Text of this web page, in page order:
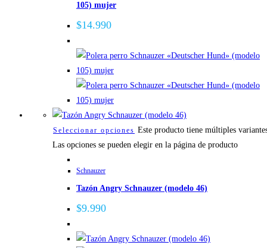
105) mujer
$14.990
Seleccionar opciones Este producto tiene múltiples
Las opciones se pueden elegir en la página de producto
Schnauzer
Tazón Angry Schnauzer (modelo 46)
$9.990